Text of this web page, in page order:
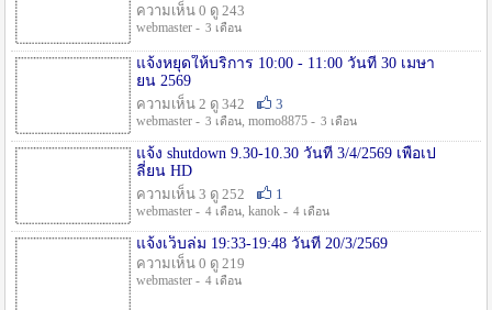
ความเห็น 0 ดู 243
webmaster - 3 เดือน
แจ้งหยุดให้บริการ 10:00 - 11:00 วันที่ 30 เมษา
ยน 2569
ความเห็น 2 ดู 342
3
webmaster - 3 เดือน, momo8875 - 3 เดือน
แจ้ง shutdown 9.30-10.30 วันที่ 3/4/2569 เพื่อเป
ลี่ยน HD
ความเห็น 3 ดู 252
1
webmaster - 4 เดือน, kanok - 4 เดือน
แจ้งเว็บล่ม 19:33-19:48 วันที่ 20/3/2569
ความเห็น 0 ดู 219
webmaster - 4 เดือน